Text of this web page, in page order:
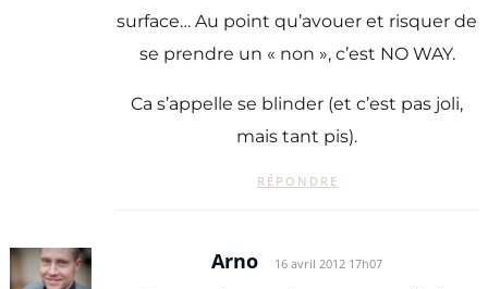
surface… Au point qu’avouer et risquer de
se prendre un « non », c’est NO WAY.
Ca s’appelle se blinder (et c’est pas joli,
mais tant pis).
RÉPONDRE
Arno 16 avril 2012 17h07